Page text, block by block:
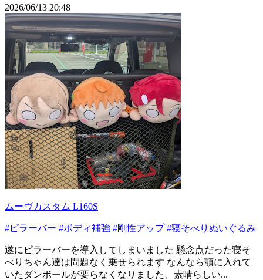
2026/06/13 20:48
ムーヴカスタム L160S
#ピラーバー #ボディ補強 #剛性アップ #寝そべりぬいぐるみ
遂にピラーバーを導入してしまいました 懸念点だった寝そ
べりちゃん達は問題なく乗せられます なんなら顎に入れて
いたダンボールが要らなくなりました、素晴らしい...